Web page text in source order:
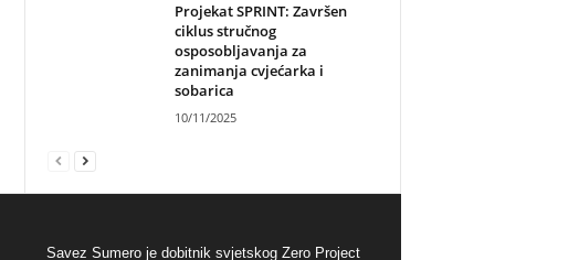
Projekat SPRINT: Završen
ciklus stručnog
osposobljavanja za
zanimanja cvjećarka i
sobarica
10/11/2025
Savez Sumero je dobitnik svjetskog Zero Project